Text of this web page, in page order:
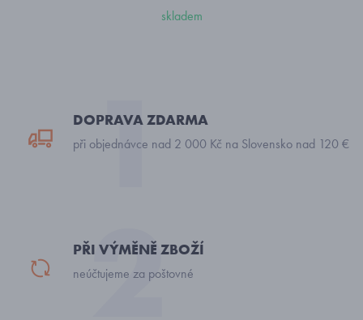
skladem
DOPRAVA ZDARMA
při objednávce nad 2 000 Kč na Slovensko nad 120 €
PŘI VÝMĚNĚ ZBOŽÍ
neúčtujeme za poštovné